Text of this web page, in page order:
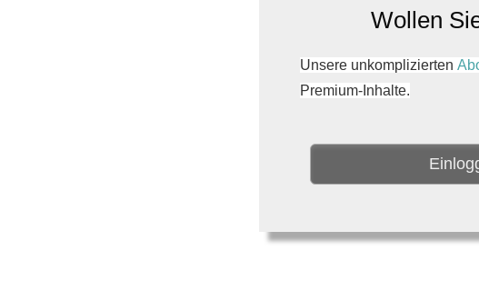
Wollen
Unsere unkomplizierten
Premium-Inhalte.